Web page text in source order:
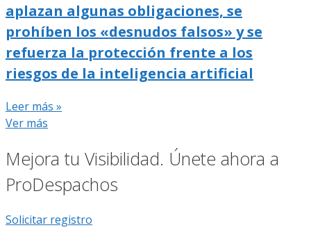
aplazan algunas obligaciones, se
prohíben los «desnudos falsos» y se
refuerza la protección frente a los
riesgos de la inteligencia artificial
Leer más »
Ver más
Mejora tu Visibilidad. Únete ahora a
ProDespachos
Solicitar registro